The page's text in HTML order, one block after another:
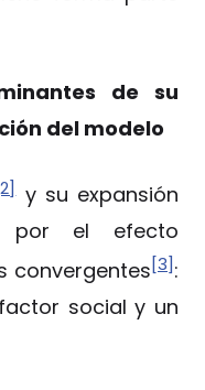
de su
del modelo
y su expansión
por el efecto
convergentes[3]:
social y un